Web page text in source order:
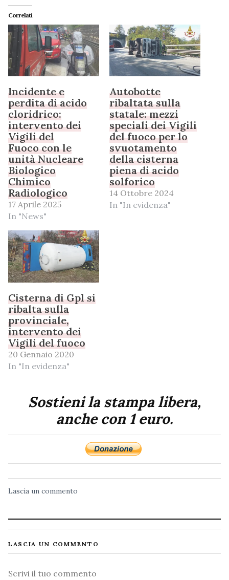
Correlati
Incidente e
perdita di acido
cloridrico:
intervento dei
Vigili del
Fuoco con le
unità Nucleare
Biologico
Chimico
Radiologico
17 Aprile 2025
In "News"
Autobotte
ribaltata sulla
statale: mezzi
speciali dei Vigili
del fuoco per lo
svuotamento
della cisterna
piena di acido
solforico
14 Ottobre 2024
In "In evidenza"
Cisterna di Gpl si
ribalta sulla
provinciale,
intervento dei
Vigili del fuoco
20 Gennaio 2020
In "In evidenza"
Sostieni la stampa libera,
anche con 1 euro.
Lascia un commento
LASCIA UN COMMENTO
Commento